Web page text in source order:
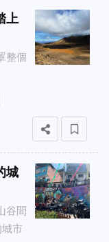
上
整個
城
谷間
市